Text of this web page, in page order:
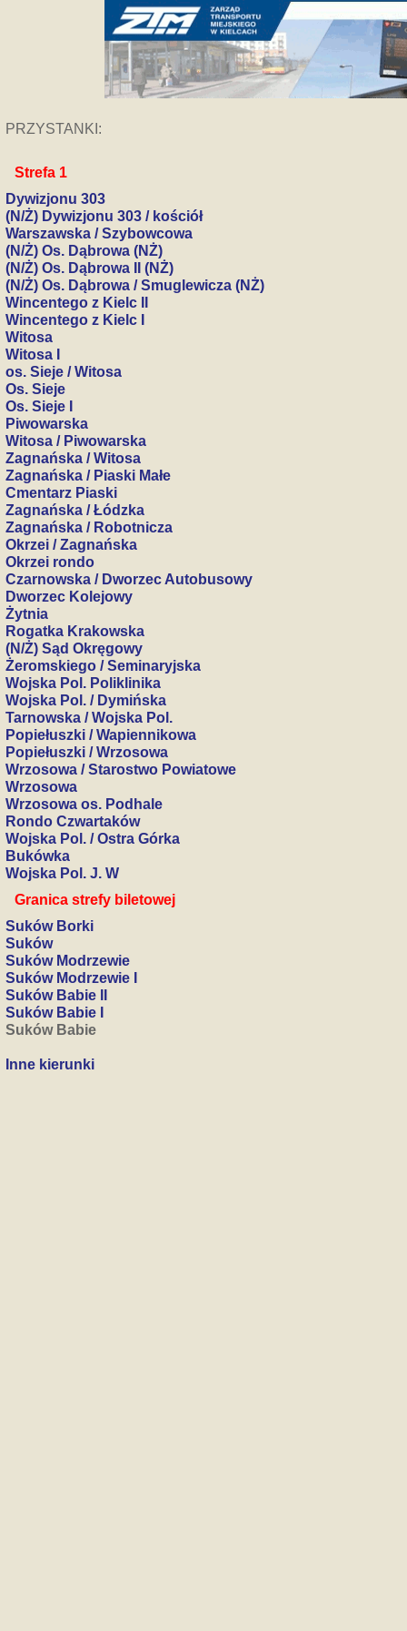
PRZYSTANKI:
Strefa 1
Dywizjonu 303
(N/Ż) Dywizjonu 303 / kościół
Warszawska / Szybowcowa
(N/Ż) Os. Dąbrowa (NŻ)
(N/Ż) Os. Dąbrowa II (NŻ)
(N/Ż) Os. Dąbrowa / Smuglewicza (NŻ)
Wincentego z Kielc II
Wincentego z Kielc I
Witosa
Witosa I
os. Sieje / Witosa
Os. Sieje
Os. Sieje I
Piwowarska
Witosa / Piwowarska
Zagnańska / Witosa
Zagnańska / Piaski Małe
Cmentarz Piaski
Zagnańska / Łódzka
Zagnańska / Robotnicza
Okrzei / Zagnańska
Okrzei rondo
Czarnowska / Dworzec Autobusowy
Dworzec Kolejowy
Żytnia
Rogatka Krakowska
(N/Ż) Sąd Okręgowy
Żeromskiego / Seminaryjska
Wojska Pol. Poliklinika
Wojska Pol. / Dymińska
Tarnowska / Wojska Pol.
Popiełuszki / Wapiennikowa
Popiełuszki / Wrzosowa
Wrzosowa / Starostwo Powiatowe
Wrzosowa
Wrzosowa os. Podhale
Rondo Czwartaków
Wojska Pol. / Ostra Górka
Bukówka
Wojska Pol. J. W
Granica strefy biletowej
Suków Borki
Suków
Suków Modrzewie
Suków Modrzewie I
Suków Babie II
Suków Babie I
Suków Babie
Inne kierunki